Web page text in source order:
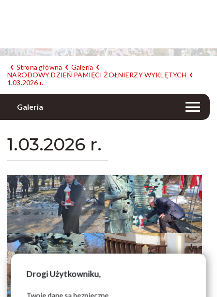
Drogi Użytkowniku,
Twoje dane są bezpieczne
Strona główna
Galeria
NARODOWY DZIEŃ PAMIĘCI ŻOŁNIERZY WYKLĘTYCH
1.03.2026 r.
Galeria
1.03.2026 r.